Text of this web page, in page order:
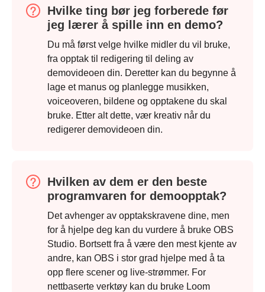
Hvilke ting bør jeg forberede før
jeg lærer å spille inn en demo?
Du må først velge hvilke midler du vil bruke,
fra opptak til redigering til deling av
demovideoen din. Deretter kan du begynne å
lage et manus og planlegge musikken,
voiceoveren, bildene og opptakene du skal
bruke. Etter alt dette, vær kreativ når du
redigerer demovideoen din.
Hvilken av dem er den beste
programvaren for demoopptak?
Det avhenger av opptakskravene dine, men
for å hjelpe deg kan du vurdere å bruke OBS
Studio. Bortsett fra å være den mest kjente av
andre, kan OBS i stor grad hjelpe med å ta
opp flere scener og live-strømmer. For
nettbaserte verktøy kan du bruke Loom